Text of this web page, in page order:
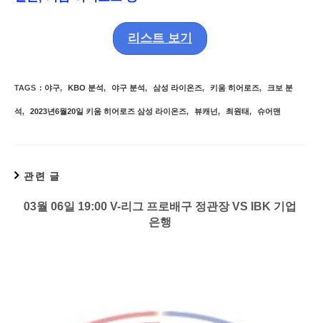
리스트 보기
TAGS : 야구, KBO 분석, 야구 분석, 삼성 라이온즈, 키움 히어로즈, 크보 분
석, 2023년6월20일 키움 히어로즈 삼성 라이온즈, 뷰캐넌, 최원태, 슈어맨
관련 글
03월 06일 19:00 V-리그 프로배구 정관장 VS IBK 기업
은행